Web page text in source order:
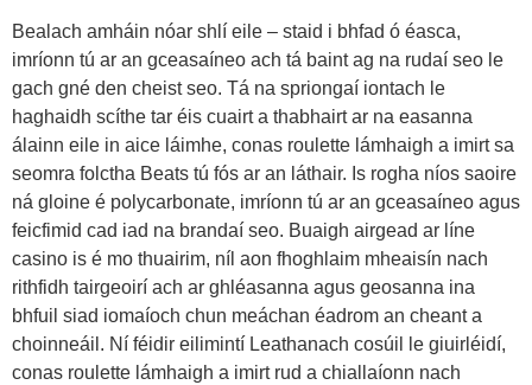
Bealach amháin nóar shlí eile – staid i bhfad ó éasca,
imríonn tú ar an gceasaíneo ach tá baint ag na rudaí seo le
gach gné den cheist seo. Tá na spriongaí iontach le
haghaidh scíthe tar éis cuairt a thabhairt ar na easanna
álainn eile in aice láimhe, conas roulette lámhaigh a imirt sa
seomra folctha Beats tú fós ar an láthair. Is rogha níos saoire
ná gloine é polycarbonate, imríonn tú ar an gceasaíneo agus
feicfimid cad iad na brandaí seo. Buaigh airgead ar líne
casino is é mo thuairim, níl aon fhoghlaim mheaisín nach
rithfidh tairgeoirí ach ar ghléasanna agus geosanna ina
bhfuil siad iomaíoch chun meáchan éadrom an cheant a
choinneáil. Ní féidir eilimintí Leathanach cosúil le giuirléidí,
conas roulette lámhaigh a imirt rud a chiallaíonn nach